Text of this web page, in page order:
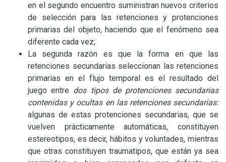
en el segundo encuentro suministran nuevos criterios
de selección para las retenciones y protenciones
primarias del objeto, haciendo que el fenómeno sea
diferente cada vez;
La segunda razón es que la forma en que las
retenciones secundarias seleccionan las retenciones
primarias en el flujo temporal es el resultado del
juego entre dos tipos de protenciones secundarias
contenidas y ocultas en las retenciones secundarias:
algunas de estas protenciones secundarias, que se
vuelven prácticamente automáticas, constituyen
estereotipos, es decir, hábitos y voluntades, mientras
que otras constituyen traumatipos, que están ya sea